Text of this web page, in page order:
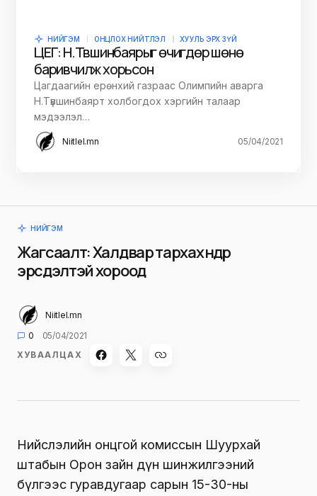
НИЙГЭМ ОНЦЛОХ НИЙТЛЭЛ ХУУЛЬ ЭРХ ЗҮЙ
ЦЕГ: Н.Түвшинбаярыг өчигдөр шөнө
баривчилж хорьсон
Цагдаагийн ерөнхий газраас Олимпийн аварга
Н.Түвшинбаярт холбогдох хэргийн талаар
мэдээлэл…
Niitlel.mn 05/04/2021
НИЙГЭМ
Жагсаалт: Халдвар тархах өндөр
эрсдэлтэй хороод
Niitlel.mn
0
05/04/2021
ХУВААЛЦАХ
Нийслэлийн онцгой комиссын Шуурхай
штабын Орон зайн дүн шинжилгээний
бүлгээс гуравдугаар сарын 15-30-ны